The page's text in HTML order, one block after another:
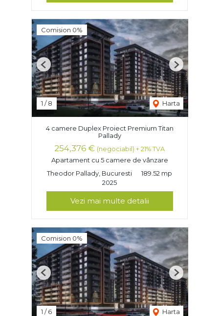
Comision 0%
1 /8 Harta
Previous Next
4 camere Duplex Proiect Premium Titan
Pallady
254,376 € (negociabil) + 21% TVA
Apartament cu 5 camere de vânzare
Theodor Pallady, Bucuresti
189.52 mp
2025
Vezi mai multe detalii
Comision 0%
1 /6 Harta
Previous Next